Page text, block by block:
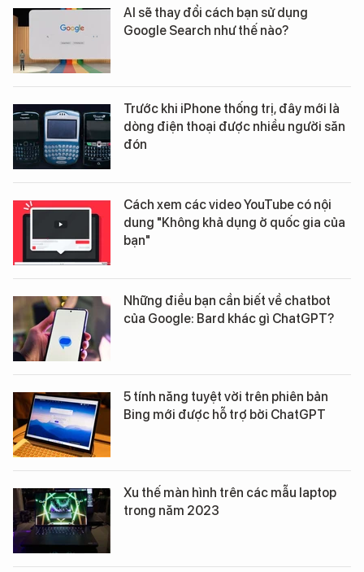
AI sẽ thay đổi cách bạn sử dụng
Google Search như thế nào?
Trước khi iPhone thống trị, đây mới là
dòng điện thoại được nhiều người săn
đón
Cách xem các video YouTube có nội
dung "Không khả dụng ở quốc gia của
bạn"
Những điều bạn cần biết về chatbot
của Google: Bard khác gì ChatGPT?
5 tính năng tuyệt vời trên phiên bản
Bing mới được hỗ trợ bởi ChatGPT
Xu thế màn hình trên các mẫu laptop
trong năm 2023